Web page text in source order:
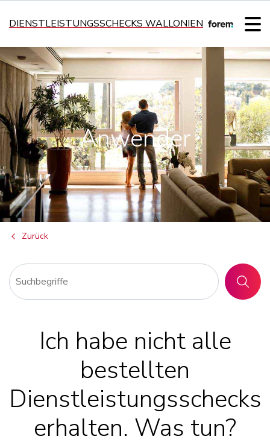
DIENSTLEISTUNGSSCHECKS WALLONIEN
Anwender
Zurück
SUCHEN
Ich habe nicht alle
bestellten
Dienstleistungsschecks
erhalten. Was tun?